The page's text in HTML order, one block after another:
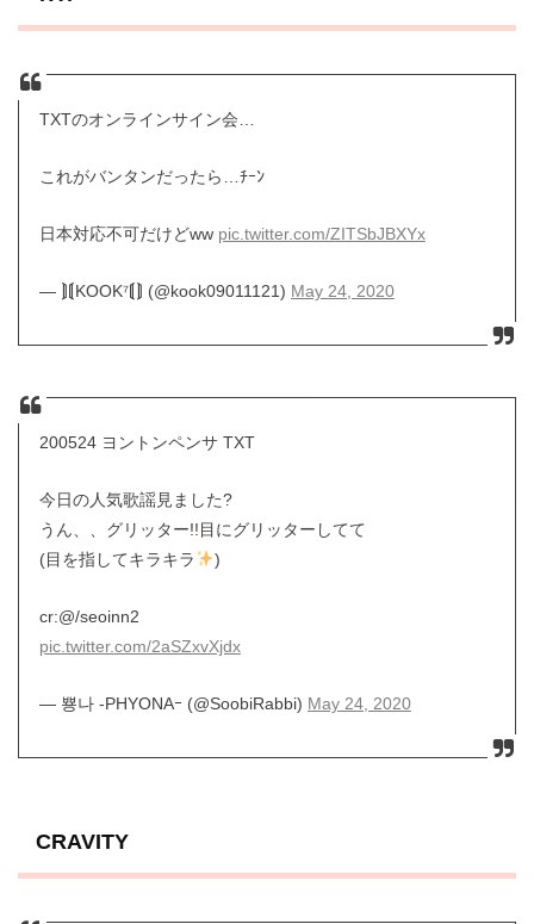
TXTのオンラインサイン会…
これがバンタンだったら…ﾁｰﾝ
日本対応不可だけどww pic.twitter.com/ZITSbJBXYx
— ⟭⟬KOOK⁷⟬⟭ (@kook09011121) May 24, 2020
200524 ヨントンペンサ TXT
今日の人気歌謡見ました?
うん、、グリッター!!目にグリッターしてて
(目を指してキラキラ
)
cr:@/seoinn2
pic.twitter.com/2aSZxvXjdx
— 뿅나 -PHYONAｰ (@SoobiRabbi) May 24, 2020
CRAVITY